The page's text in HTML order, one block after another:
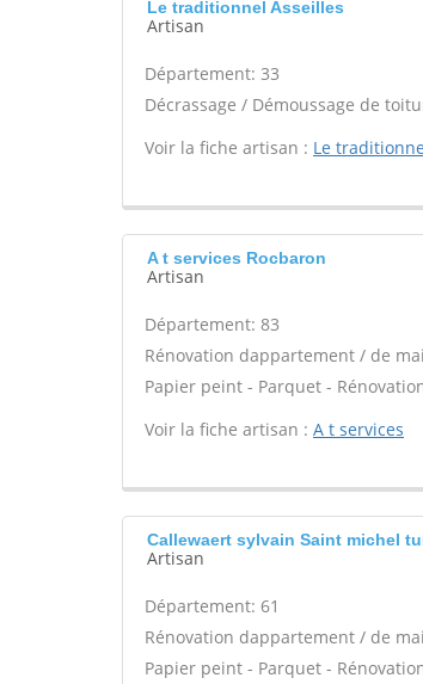
Le traditionnel Asseilles
Artisan
Département: 33
Décrassage / Démoussage de
Voir la fiche artisan : Le
A t services Rocbaron
Artisan
Département: 83
Rénovation dappartement / de
Papier peint - Parquet -
Voir la fiche artisan : A t services
Callewaert sylvain Saint michel
Artisan
Département: 61
Rénovation dappartement / de
Papier peint - Parquet -